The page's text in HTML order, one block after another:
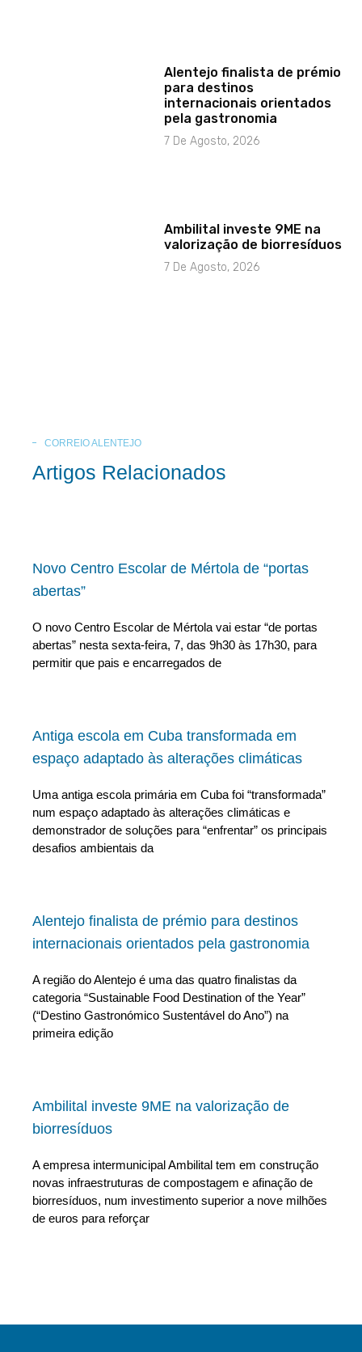
Alentejo finalista de prémio
para destinos
internacionais orientados
pela gastronomia
7 De Agosto, 2026
Ambilital investe 9ME na
valorização de biorresíduos
7 De Agosto, 2026
CORREIO ALENTEJO
Artigos Relacionados
Novo Centro Escolar de Mértola de “portas
abertas”
O novo Centro Escolar de Mértola vai estar “de portas
abertas” nesta sexta-feira, 7, das 9h30 às 17h30, para
permitir que pais e encarregados de
Antiga escola em Cuba transformada em
espaço adaptado às alterações climáticas
Uma antiga escola primária em Cuba foi “transformada”
num espaço adaptado às alterações climáticas e
demonstrador de soluções para “enfrentar” os principais
desafios ambientais da
Alentejo finalista de prémio para destinos
internacionais orientados pela gastronomia
A região do Alentejo é uma das quatro finalistas da
categoria “Sustainable Food Destination of the Year”
(“Destino Gastronómico Sustentável do Ano”) na
primeira edição
Ambilital investe 9ME na valorização de
biorresíduos
A empresa intermunicipal Ambilital tem em construção
novas infraestruturas de compostagem e afinação de
biorresíduos, num investimento superior a nove milhões
de euros para reforçar